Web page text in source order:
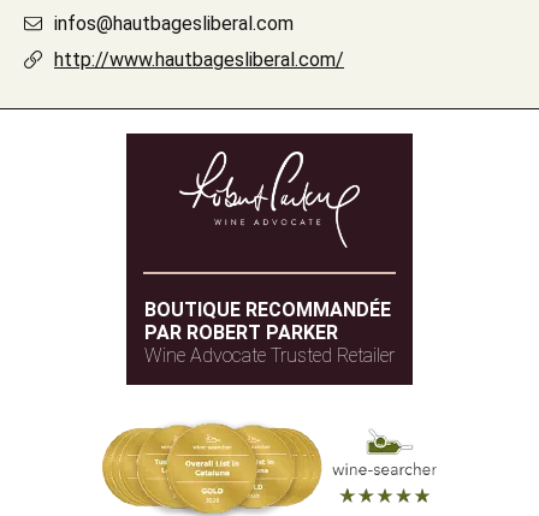
infos@hautbagesliberal.com
http://www.hautbagesliberal.com/
BOUTIQUE RECOMMANDÉE
PAR ROBERT PARKER
Wine Advocate Trusted Retailer